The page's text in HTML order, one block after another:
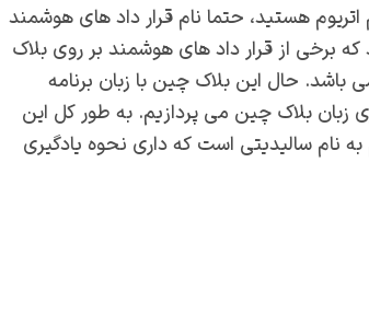
اتریوم هستید، حتما نام قرار داد های هوشمند
برخی از قرار داد های هوشمند بر روی بلاک
باشد. حال این بلاک چین با زبان برنامه
زبان بلاک چین می پردازیم. به طور کل این
نام سالیدیتی است که داری نحوه یادگیری